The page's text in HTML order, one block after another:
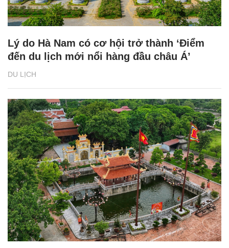
DU LỊCH
Lý do Hà Nam có cơ hội trở thành ‘Điểm
đến du lịch mới nổi hàng đầu châu Á’